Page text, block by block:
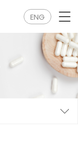
ENG